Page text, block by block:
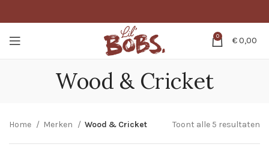
0 €0,00
Wood & Cricket
Home Merken Wood & Cricket Toont alle 5 resultaten